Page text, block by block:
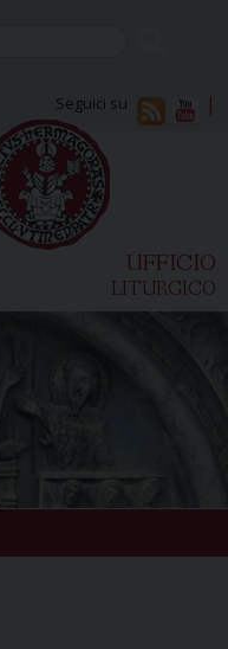
Seguici su
UFFICIO
LITURGICO